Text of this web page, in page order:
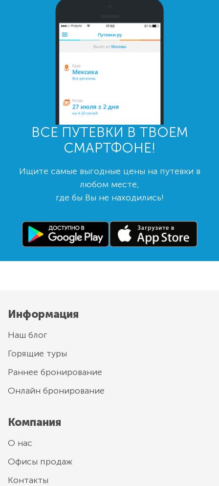
ВСЕ ПУТЕВКИ В ТВОЕМ
СМАРТФОНЕ!
Ищите самые выгодные цены на путевки в
любом месте,
где бы Вы не находились!
Информация
Наш блог
Горящие туры
Раннее бронирование
Онлайн бронирование
Компания
О нас
Офисы продаж
Контакты